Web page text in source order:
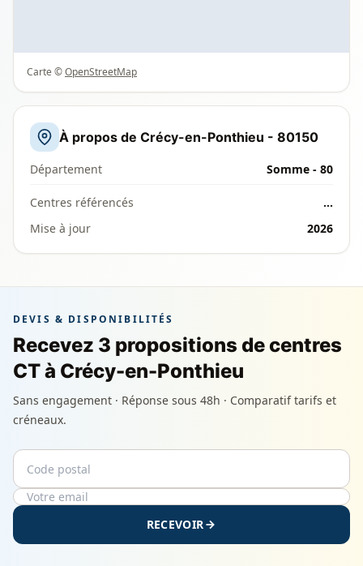
Carte ©OpenStreetMap
À propos de Crécy-en-Ponthieu - 80150
Département Somme - 80
Centres référencés
…
Mise à jour
2026
DEVIS & DISPONIBILITÉS
Recevez 3 propositions de centres
CT à Crécy-en-Ponthieu
Sans engagement · Réponse sous 48h · Comparatif tarifs et
créneaux.
Code postal
Email
RECEVOIR